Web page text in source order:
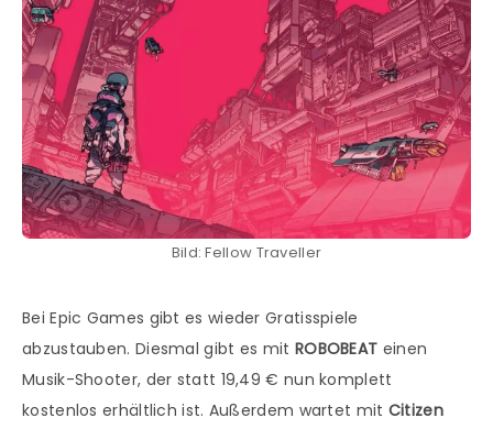
Bild: Fellow Traveller
Bei Epic Games gibt es wieder Gratisspiele
abzustauben. Diesmal gibt es mit ROBOBEAT einen
Musik-Shooter, der statt 19,49 € nun komplett
kostenlos erhältlich ist. Außerdem wartet mit Citizen